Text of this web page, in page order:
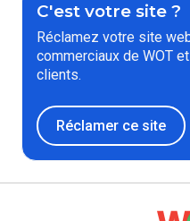
C'est votre site ?
Réclamez votre site
commerciaux de WOT
clients.
Réclamer ce site